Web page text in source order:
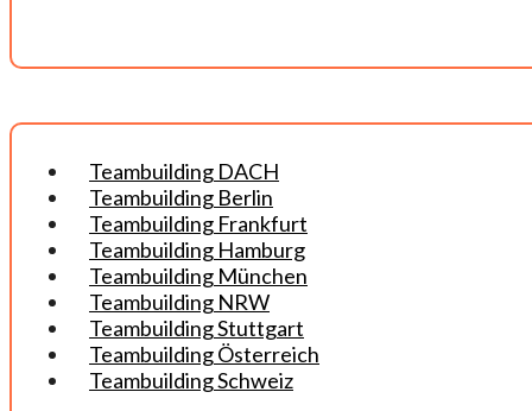
Teambuilding DACH
Teambuilding Berlin
Teambuilding Frankfurt
Teambuilding Hamburg
Teambuilding München
Teambuilding NRW
Teambuilding Stuttgart
Teambuilding Österreich
Teambuilding Schweiz